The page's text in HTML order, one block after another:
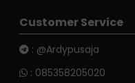
Customer Service
: @Ardypusaja
: 085358205020